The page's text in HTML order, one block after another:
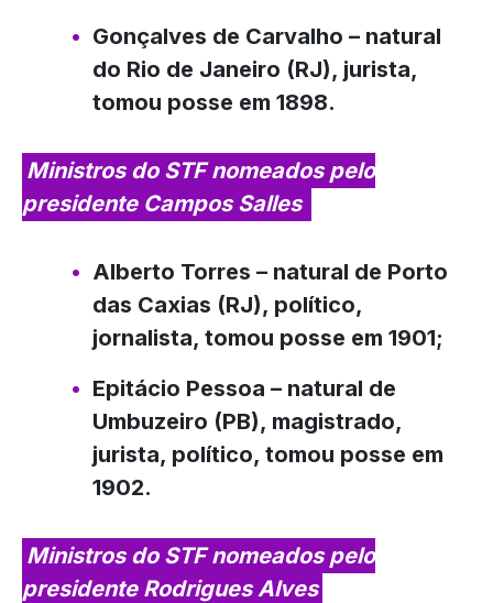
Gonçalves de Carvalho – natural
do Rio de Janeiro (RJ), jurista,
tomou posse em 1898.
Ministros do STF nomeados pelo
presidente Campos Salles
Alberto Torres – natural de Porto
das Caxias (RJ), político,
jornalista, tomou posse em 1901;
Epitácio Pessoa – natural de
Umbuzeiro (PB), magistrado,
jurista, político, tomou posse em
1902.
Ministros do STF nomeados pelo
presidente Rodrigues Alves